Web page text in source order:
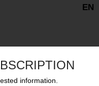
EN
information.